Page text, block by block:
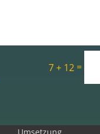
7 + 12=